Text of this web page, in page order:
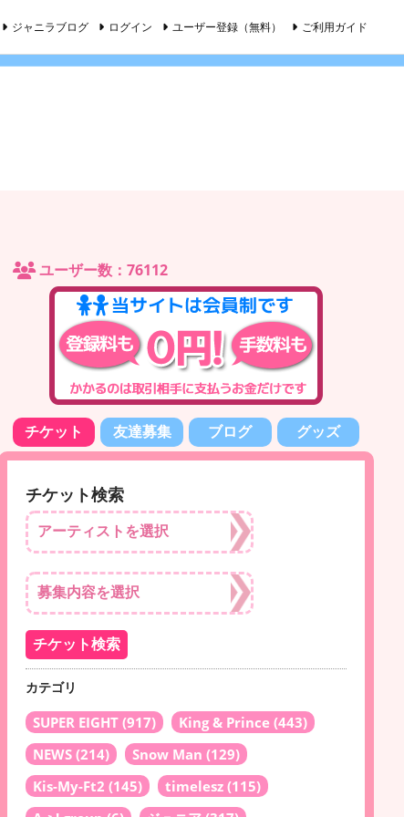
ジャニラブログ ログイン ユーザー登録（無料） ご利用ガイド
ユーザー数：76112
チケット 友達募集 ブログ グッズ
チケット検索
カテゴリ
SUPER EIGHT (917) King & Prince (443)
NEWS (214) Snow Man (129)
Kis-My-Ft2 (145) timelesz (115)